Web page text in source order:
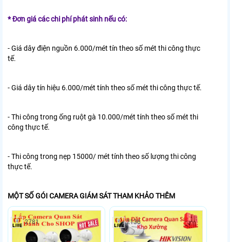
* Đơn giá các chi phí phát sinh nếu có:
- Giá dây điện nguồn 6.000/mét tín theo số mét thi công thực
tế.
- Giá dây tín hiệu 6.000/mét tính theo số mét thi công thực tế.
- Thi công trong ống ruột gà 10.000/mét tính theo số mét thi
công thực tế.
- Thi công trong nẹp 15000/ mét tính theo số lượng thi công
thực tế.
MỘT SỐ GÓI CAMERA GIÁM SÁT THAM KHẢO THÊM
2781 2136